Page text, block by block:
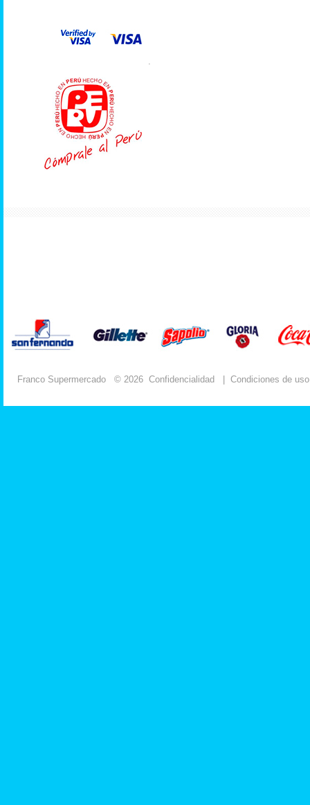
.
Franco Supermercado © 2026 Confidencialidad Condiciones de uso